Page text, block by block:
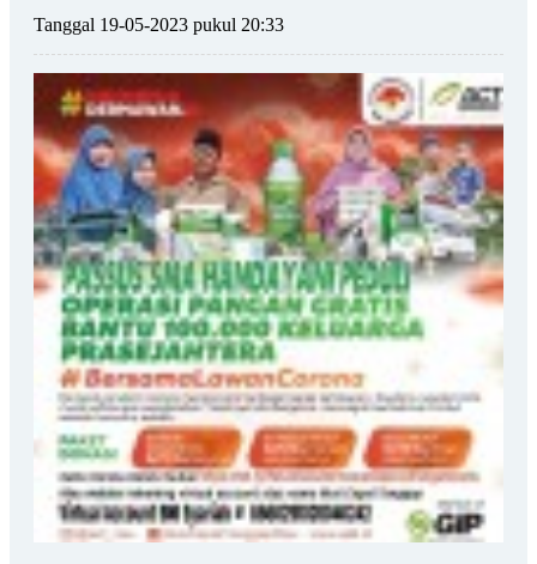
Tanggal 19-05-2023 pukul 20:33